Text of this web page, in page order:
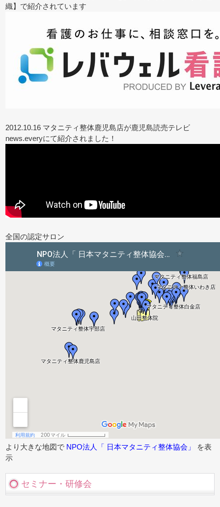
織】で紹介されています
2012.10.16 マタニティ整体鹿児島店が鹿児島読売テレビ
news.everyにて紹介されました！
全国の認定サロン
より大きな地図で NPO法人「 日本マタニティ整体協会」
を表
示
セミナー・研修会